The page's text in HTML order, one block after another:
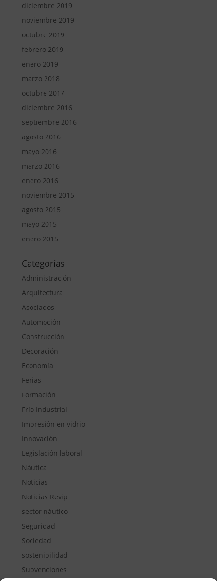
diciembre 2019
noviembre 2019
octubre 2019
febrero 2019
enero 2019
marzo 2018
octubre 2017
diciembre 2016
septiembre 2016
agosto 2016
mayo 2016
marzo 2016
enero 2016
noviembre 2015
agosto 2015
mayo 2015
enero 2015
Categorías
Administración
Arquitectura
Asociados
Automoción
Construcción
Decoración
Economía
Ferias
Formación
Frío Industrial
Impresión en vidrio
Innovación
Legislación laboral
Náutica
Noticias
Noticias Revip
sector náutico
Seguridad
Sociedad
sostenibilidad
Subvenciones